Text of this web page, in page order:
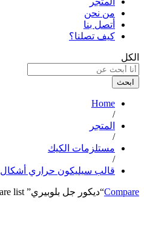
من نحن
أتصل بنا
كيف تصلنا؟
الكل
ابحث
Home
/
المتجر
/
مستلزمات الكيك
/
قالب سيليكون حراري أشكال
Compare“ديكور جل بلوبيري” has been added to the compare list